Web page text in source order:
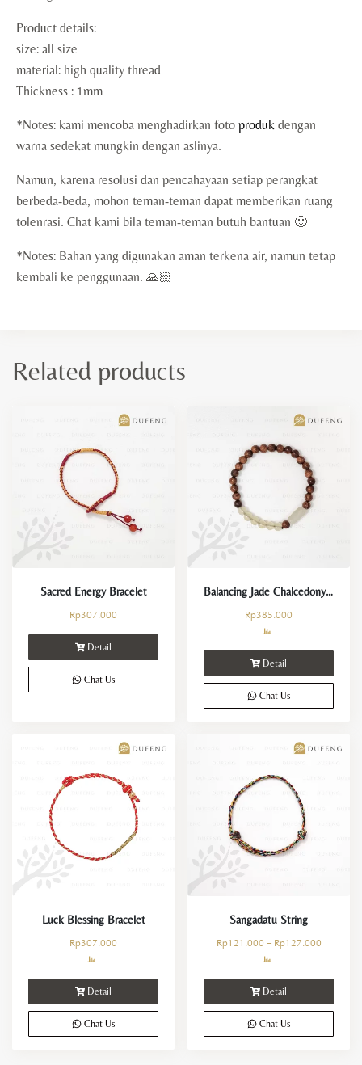
Product details:
size: all size
material: high quality thread
Thickness : 1mm
*Notes: kami mencoba menghadirkan foto produk dengan
warna sedekat mungkin dengan aslinya.
Namun, karena resolusi dan pencahayaan setiap perangkat
berbeda-beda, mohon teman-teman dapat memberikan ruang
tolenrasi. Chat kami bila teman-teman butuh bantuan 🙂
*Notes: Bahan yang digunakan aman terkena air, namun tetap
kembali ke penggunaan. 🙏🏻
Related products
Sacred Energy Bracelet
Rp307.000
Detail
Chat Us
Balancing Jade Chalcedony Bracelet
Rp385.000
Detail
Chat Us
Luck Blessing Bracelet
Rp307.000
Detail
Chat Us
Sangadatu String
Rp121.000 – Rp127.000
Detail
Chat Us